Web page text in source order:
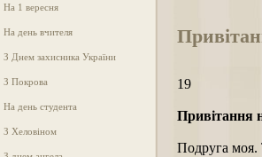
На 1 вересня
На день вчителя
З Днем захисника України
З Покрова
На день студента
З Хеловіном
19
Привітання
Подруга моя.